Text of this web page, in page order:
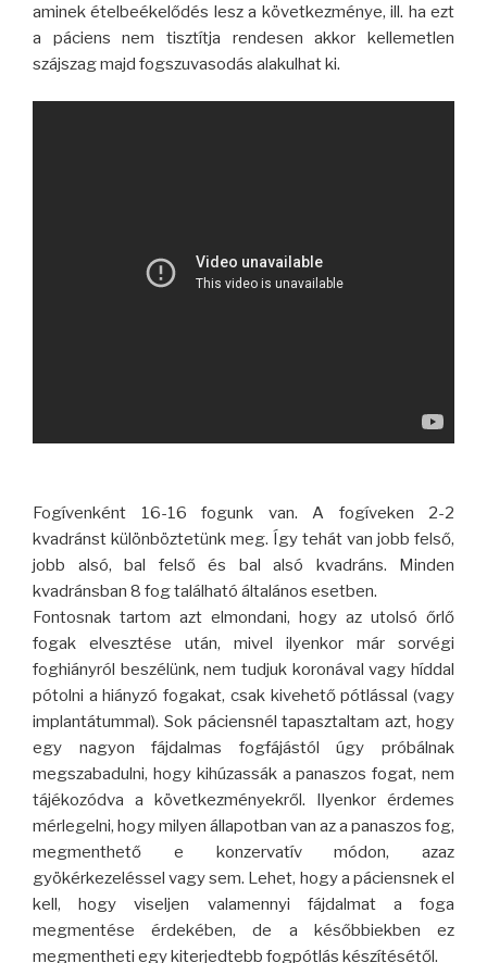
aminek ételbeékelődés lesz a következménye, ill. ha ezt
a páciens nem tisztítja rendesen akkor kellemetlen
szájszag majd fogszuvasodás alakulhat ki.
Fogívenként 16-16 fogunk van. A fogíveken 2-2
kvadránst különböztetünk meg. Így tehát van jobb felső,
jobb alsó, bal felső és bal alsó kvadráns. Minden
kvadránsban 8 fog található általános esetben.
Fontosnak tartom azt elmondani, hogy az utolsó őrlő
fogak elvesztése után, mivel ilyenkor már sorvégi
foghiányról beszélünk, nem tudjuk koronával vagy híddal
pótolni a hiányzó fogakat, csak kivehető pótlással (vagy
implantátummal). Sok páciensnél tapasztaltam azt, hogy
egy nagyon fájdalmas fogfájástól úgy próbálnak
megszabadulni, hogy kihúzassák a panaszos fogat, nem
tájékozódva a következményekről. Ilyenkor érdemes
mérlegelni, hogy milyen állapotban van az a panaszos fog,
megmenthető e konzervatív módon, azaz
gyökérkezeléssel vagy sem. Lehet, hogy a páciensnek el
kell, hogy viseljen valamennyi fájdalmat a foga
megmentése érdekében, de a későbbiekben ez
megmentheti egy kiterjedtebb fogpótlás készítésétől.